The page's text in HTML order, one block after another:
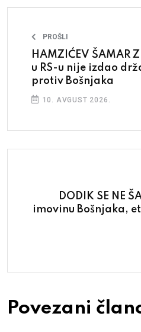
PROŠLI
HAMZIĆEV ŠAMAR
u RS-u nije izdao
protiv Bošnjaka
10. AVGUST 2026.
DODIK SE NE
imovinu Bošnjaka,
Povezani